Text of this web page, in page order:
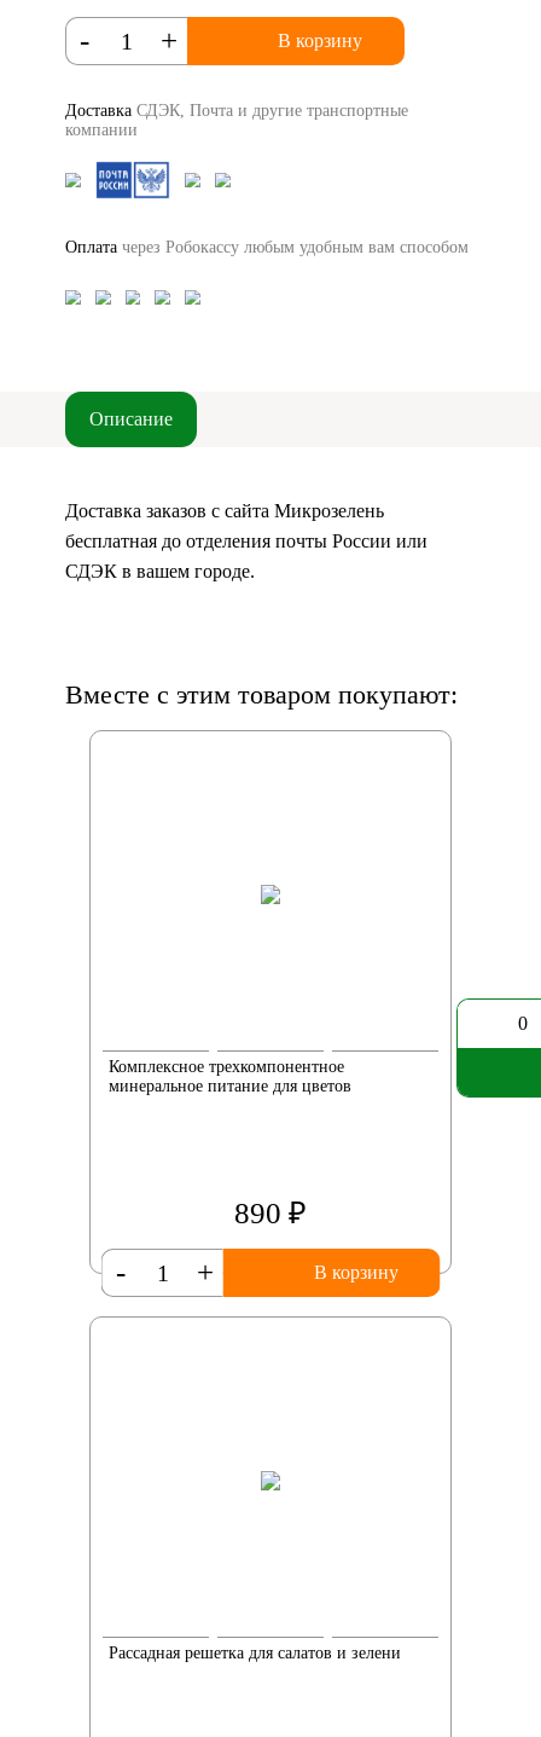
0
+
- В корзину
Доставка СДЭК, Почта и другие транспортные
компании
Оплата через Робокассу любым удобным вам способом
Описание
Доставка заказов c сайта Микрозелень
бесплатная до отделения почты России или
СДЭК в вашем городе.
Вместе с этим товаром покупают:
Комплексное трехкомпонентное
минеральное питание для цветов
890 ₽
+
- В корзину
Рассадная решетка для салатов и зелени